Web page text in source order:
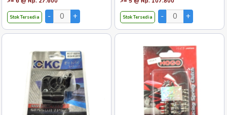
Stok Tersedia Stok Tersedia